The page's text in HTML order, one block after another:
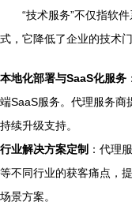
“技术服务”不仅指软
式，它降低了企业的技术
本地化部署与SaaS化服务
端SaaS服务。代理服务商
持续升级支持。
行业解决方案定制 ：代理
等不同行业的获客痛点，
场景方案。